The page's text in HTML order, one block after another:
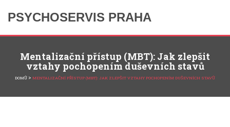
PSYCHOSERVIS PRAHA
Mentalizační přístup (MBT): Jak zlepšit
vztahy pochopením duševních stavů
DOMŮ > MENTALIZAČNÍ PŘÍSTUP (MBT): JAK ZLEPŠIT VZTAHY POCHOPENÍM DUŠEVNÍCH STAVŮ